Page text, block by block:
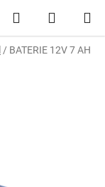
Hledat
KOŠÍK
/ BATERIE 12V 7 AH